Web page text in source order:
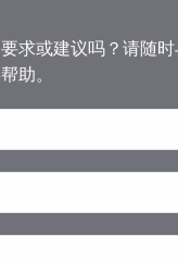
求或建议吗？请随
助。